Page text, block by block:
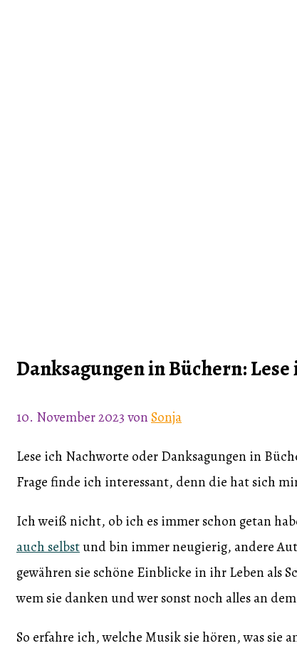
Danksagungen in Büchern: Lese
10. November 2023vonSonja
Lese ich Nachworte oder Danksagungen in
Frage finde ich interessant, denn die hat sich
Ich weiß nicht, ob ich es immer schon getan
auch selbstund bin immer neugierig, andere
gewähren sie schöne Einblicke in ihr Leben als
wem sie danken und wer sonst noch alles an
So erfahre ich, welche Musik sie hören, was